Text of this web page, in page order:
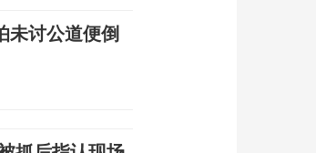
未讨公道便倒